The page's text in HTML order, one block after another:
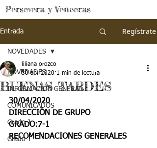
Persevera y Venceras
Entrada Regístrate
NOVEDADES
INFORMACIÓN GENERAL
COMUNICADOS
Grado J
Grado T
NOVEDADES
BUENAS TARDES
liliana orozco
30 abr 2020 1 min de lectura
30/04/2020
DIRECCIÓN DE GRUPO
GRADO:7-1
RECOMENDACIONES GENERALES